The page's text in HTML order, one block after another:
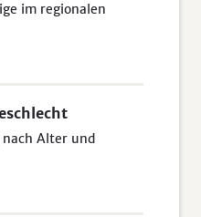
im regionalen
Alter und